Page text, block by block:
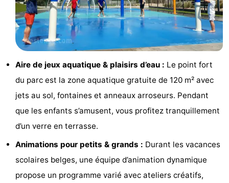
Stationnement
Tram
littoral
Adresses
Flandre-
Occidentale
Bruges
Gand
-
Ypres
Aire de jeux aquatique & plaisirs d’eau : Le point fort
du parc est la zone aquatique gratuite de 120 m² avec
jets au sol, fontaines et anneaux arroseurs. Pendant
que les enfants s’amusent, vous profitez tranquillement
d’un verre en terrasse.
Animations pour petits & grands : Durant les vacances
scolaires belges, une équipe d’animation dynamique
propose un programme varié avec ateliers créatifs,